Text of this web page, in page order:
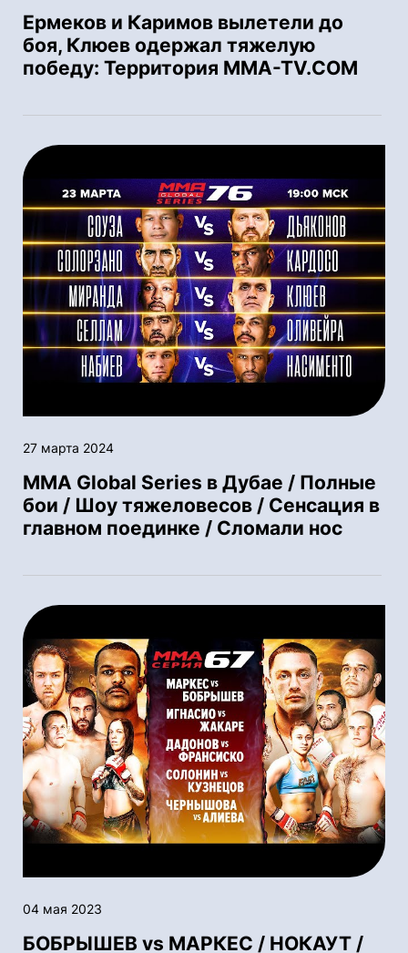
Ермеков и Каримов вылетели до
боя, Клюев одержал тяжелую
победу: Территория MMA-TV.COM
27 марта 2024
MMA Global Series в Дубае / Полные
бои / Шоу тяжеловесов / Сенсация в
главном поединке / Сломали нос
04 мая 2023
БОБРЫШЕВ vs МАРКЕС / НОКАУТ /